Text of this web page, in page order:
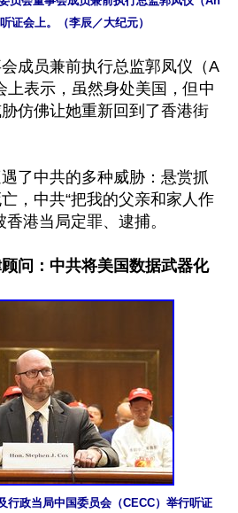
证会上。（李辰／大纪元）
成员兼前执行总监郭凤仪（A
上表示，虽然身处美国，但中
仿佛让她重新回到了香港街
了中共的多种威胁：悬赏抓
，中共“把我的父亲和家人作
港当局定罪、逮捕。
问：中共将美国数据武器化
行政当局中国委员会（CECC）举行听证